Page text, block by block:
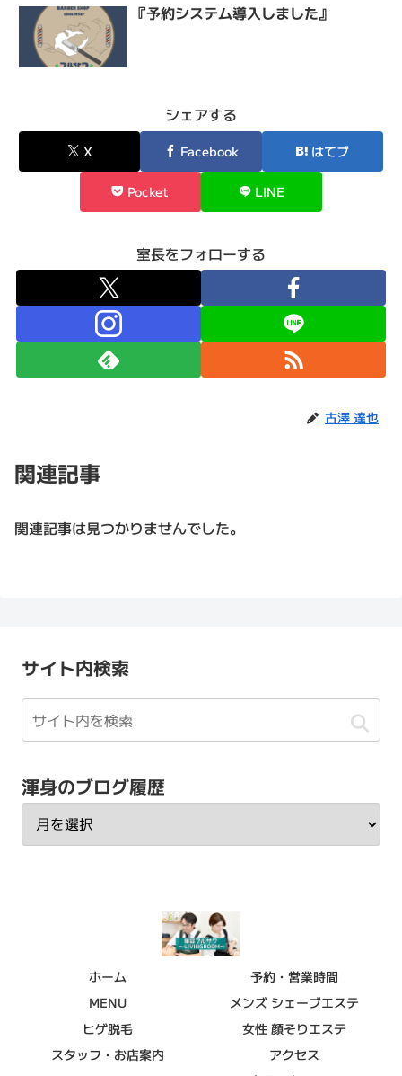
『予約システム導入しました』
シェアする
X Facebook はてブ
Pocket LINE
室長をフォローする
古澤 達也
関連記事
関連記事は見つかりませんでした。
サイト内検索
渾身のブログ履歴
ホーム
予約・営業時間
MENU
メンズ シェーブエステ
ヒゲ脱毛
女性 顔そりエステ
スタッフ・お店案内
アクセス